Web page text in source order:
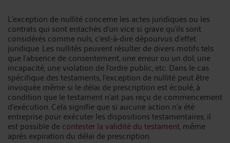
L'exception de nullité concerne les actes juridiques ou les
contrats qui sont entachés d'un vice si grave qu'ils sont
considérés comme nuls, c'est-à-dire dépourvus d'effet
juridique. Les nullités peuvent résulter de divers motifs tels
que l'absence de consentement, une erreur ou un dol, une
incapacité, une violation de l'ordre public, etc. Dans le cas
spécifique des testaments, l'exception de nullité peut être
invoquée même si le délai de prescription est écoulé, à
condition que le testament n'ait pas reçu de commencement
d'exécution. Cela signifie que si aucune action n'a été
entreprise pour exécuter les dispositions testamentaires, il
est possible decontester la validité du testament, même
après expiration du délai de prescription.